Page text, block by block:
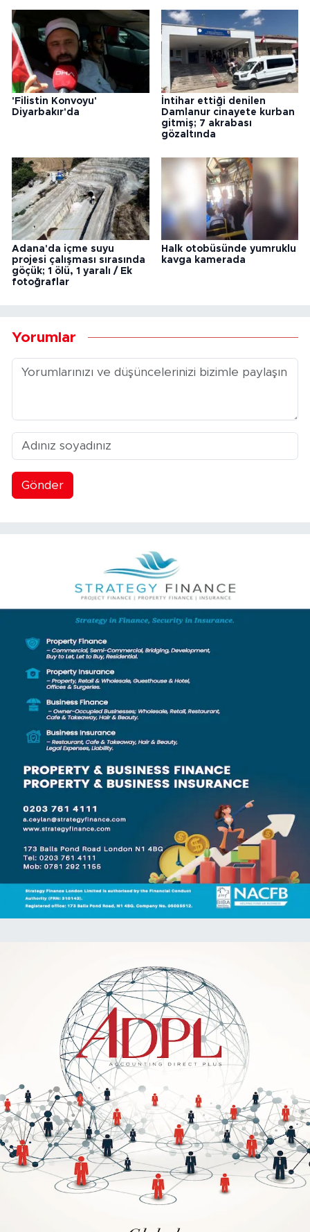
'Filistin Konvoyu'
Diyarbakır'da
İntihar ettiği denilen
Damlanur cinayete kurban
gitmiş; 7 akrabası
gözaltında
Adana'da içme suyu
projesi çalışması sırasında
göçük; 1 ölü, 1 yaralı / Ek
fotoğraflar
Halk otobüsünde yumruklu
kavga kamerada
Yorumlar
Gönder